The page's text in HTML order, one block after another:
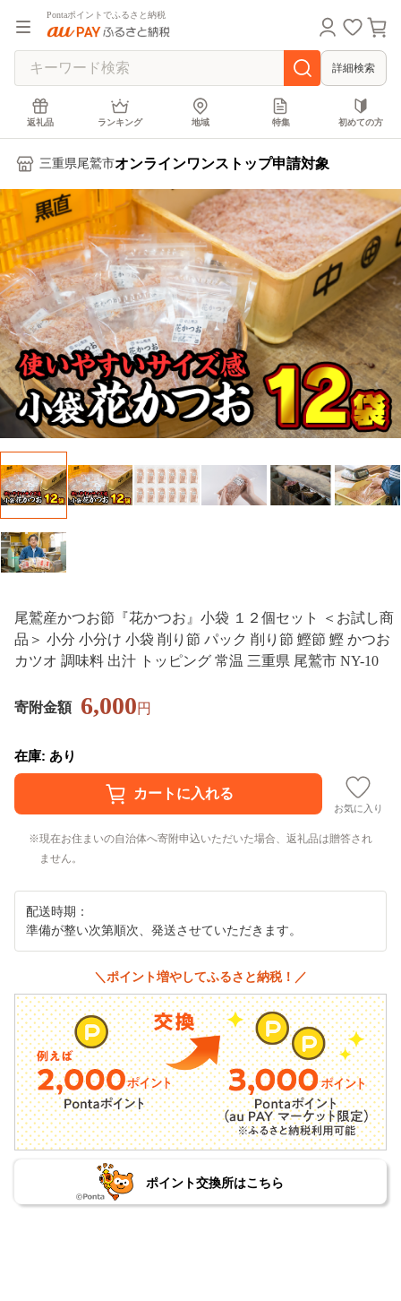
Pontaポイントでふるさと納税
詳細検索
返礼品 ランキング 地域 特集 初めての方
三重県尾鷲市オンラインワンストップ申請対象
尾鷲産かつお節『花かつお』小袋 １２個セット ＜お試し商
品＞ 小分 小分け 小袋 削り節 パック 削り節 鰹節 鰹 かつお
カツオ 調味料 出汁 トッピング 常温 三重県 尾鷲市 NY-10
寄附金額 6,000円
在庫: あり
お気に入り
現在お住まいの自治体へ寄附申込いただいた場合、返礼品は贈答され
ません。
配送時期：
準備が整い次第順次、発送させていただきます。
＼ポイント増やしてふるさと納税！／
ポイント交換所はこちら